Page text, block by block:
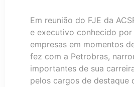
Em reunião do FJE da
e executivo conhecido
empresas em momentos
fez com a Petrobras,
importantes de sua
pelos cargos de destaque